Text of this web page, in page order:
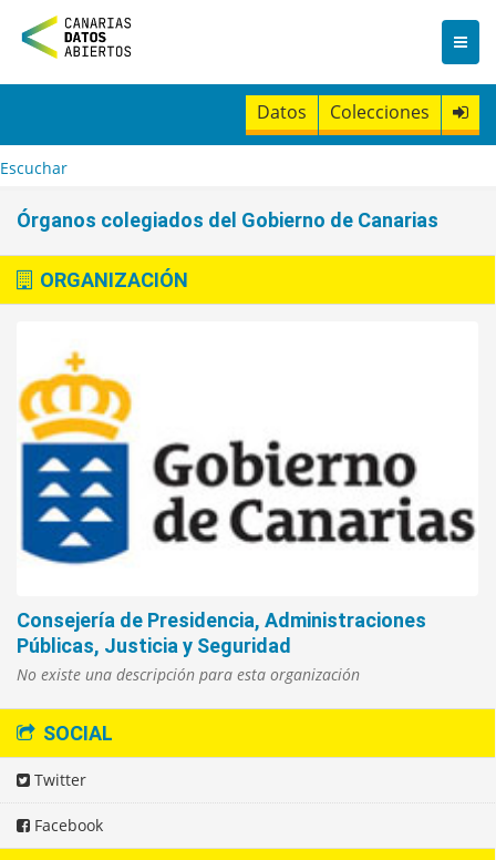
n
t
d
Datos Colecciones
Escuchar
Órganos colegiados del Gobierno de Canarias
ORGANIZACIÓN
Consejería de Presidencia, Administraciones
Públicas, Justicia y Seguridad
No existe una descripción para esta organización
SOCIAL
Twitter
Facebook